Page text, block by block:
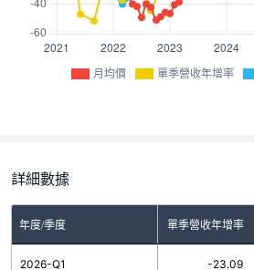
月均價 單季營收年增率
詳細數據
年度/季度 單季營收年增率
2026-Q1 -23.09